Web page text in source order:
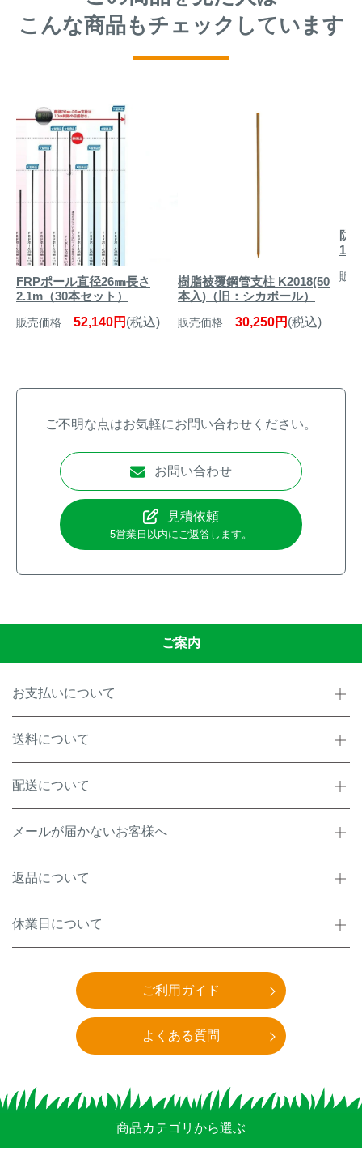
こんな商品もチェックしています
FRPポール直径26㎜長さ
2.1m（30本セット）
販売価格 52,140円 (税込)
樹脂被覆鋼管支柱 K2018(50
本入)（旧：シカポール）
販売価格 30,250円 (税込)
防
販
ご不明な点はお気軽にお問い合わせください。
お問い合わせ
見積依頼
5営業日以内にご返答します。
ご案内
お支払いについて
送料について
配送について
メールが届かないお客様へ
返品について
休業日について
ご利用ガイド
よくある質問
商品カテゴリから選ぶ